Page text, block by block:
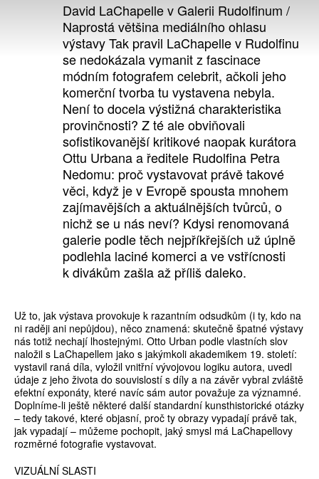
David LaChapelle v Galerii Rudolfinum /
Naprostá většina mediálního ohlasu
výstavy Tak pravil LaChapelle v Rudolfinu
se nedokázala vymanit z fascinace
módním fotografem celebrit, ačkoli jeho
komerční tvorba tu vystavena nebyla.
Není to docela výstižná charakteristika
provinčnosti? Z té ale obviňovali
sofistikovanější kritikové naopak kurátora
Ottu Urbana a ředitele Rudolfina Petra
Nedomu: proč vystavovat právě takové
věci, když je v Evropě spousta mnohem
zajímavějších a aktuálnějších tvůrců, o
nichž se u nás neví? Kdysi renomovaná
galerie podle těch nejpříkřejších už úplně
podlehla laciné komerci a ve vstřícnosti
k divákům zašla až příliš daleko.
Už to, jak výstava provokuje k razantním odsudkům (i ty, kdo na
ni raději ani nepůjdou), něco znamená: skutečně špatné výstavy
nás totiž nechají lhostejnými. Otto Urban podle vlastních slov
naložil s LaChapellem jako s jakýmkoli akademikem 19. století:
vystavil raná díla, vyložil vnitřní vývojovou logiku autora, uvedl
údaje z jeho života do souvislostí s díly a na závěr vybral zvláště
efektní exponáty, které navíc sám autor považuje za významné.
Doplníme-li ještě některé další standardní kunsthistorické otázky
– tedy takové, které objasní, proč ty obrazy vypadají právě tak,
jak vypadají – můžeme pochopit, jaký smysl má LaChapellovy
rozměrné fotografie vystavovat.
VIZUÁLNÍ SLASTI